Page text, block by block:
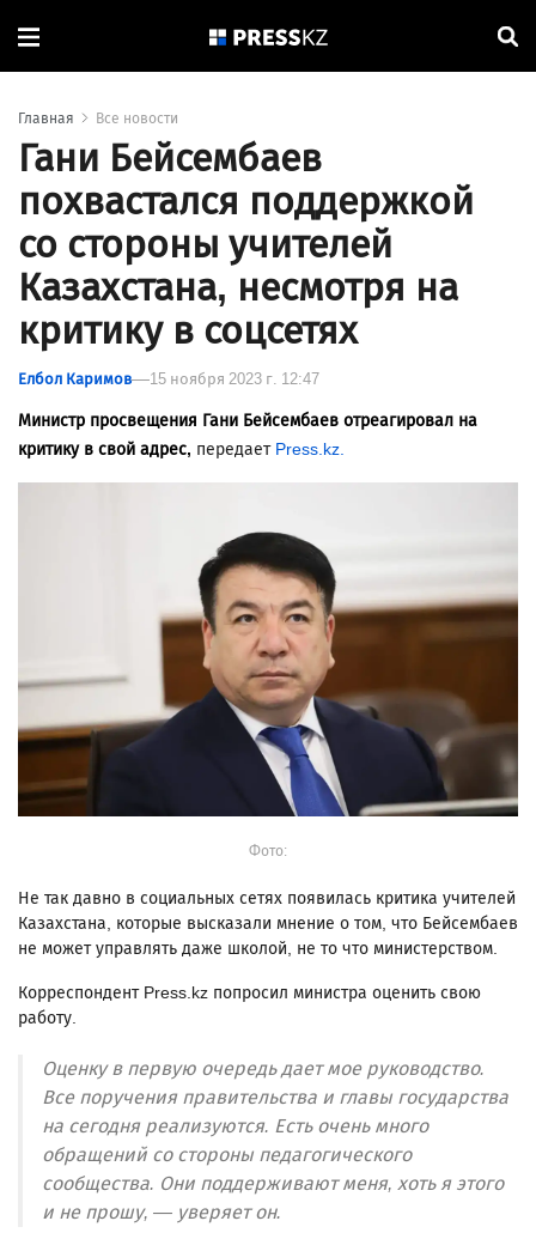
Главная Все новости
Гани Бейсембаев
похвастался поддержкой
со стороны учителей
Казахстана, несмотря на
критику в соцсетях
Елбол Каримов 15 ноября 2023 г. 12:47
Министр просвещения Гани Бейсембаев отреагировал на
критику в свой адрес, передает Press.kz.
Фото:
Не так давно в социальных сетях появилась критика учителей
Казахстана, которые высказали мнение о том, что Бейсембаев
не может управлять даже школой, не то что министерством.
Корреспондент Press.kz попросил министра оценить свою
работу.
Оценку в первую очередь дает мое руководство.
Все поручения правительства и главы государства
на сегодня реализуются. Есть очень много
обращений со стороны педагогического
сообщества. Они поддерживают меня, хоть я этого
и не прошу, — уверяет он.